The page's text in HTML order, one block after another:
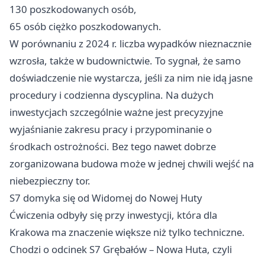
130 poszkodowanych osób,
65 osób ciężko poszkodowanych.
W porównaniu z 2024 r. liczba wypadków nieznacznie
wzrosła, także w budownictwie. To sygnał, że samo
doświadczenie nie wystarcza, jeśli za nim nie idą jasne
procedury i codzienna dyscyplina. Na dużych
inwestycjach szczególnie ważne jest precyzyjne
wyjaśnianie zakresu pracy i przypominanie o
środkach ostrożności. Bez tego nawet dobrze
zorganizowana budowa może w jednej chwili wejść na
niebezpieczny tor.
S7 domyka się od Widomej do Nowej Huty
Ćwiczenia odbyły się przy inwestycji, która dla
Krakowa ma znaczenie większe niż tylko techniczne.
Chodzi o odcinek S7 Grębałów – Nowa Huta, czyli